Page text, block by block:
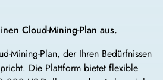
Cloud-Mining-Plan aus.
Mining-Plan, der Ihren Bedürfnissen
Die Plattform bietet flexible